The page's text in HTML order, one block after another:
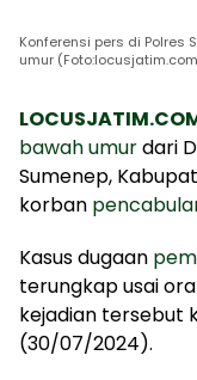
Konferensi pers di Polres
umur
bawah umurdari
Sumenep,
korban
Kasus dugaan
terungkap usai
kejadian tersebut
(30/07/2024).